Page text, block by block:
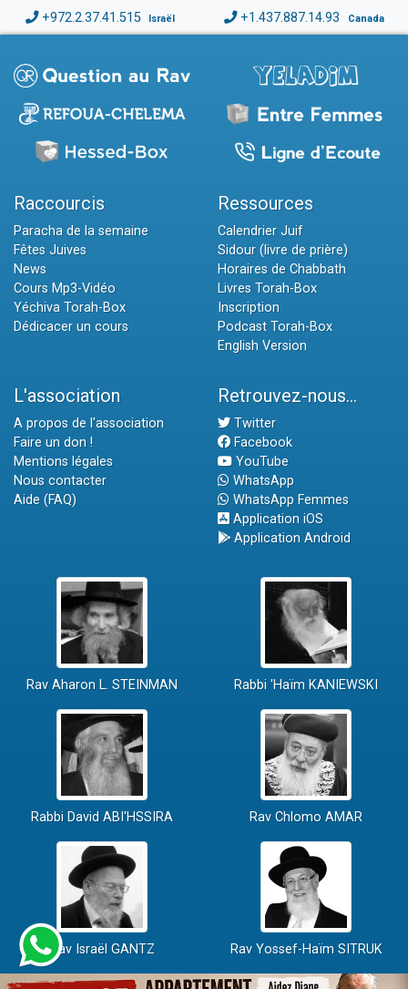
+972.2.37.41.515 Israël +1.437.887.14.93 Canada
Raccourcis
Paracha de la semaine
Fêtes Juives
News
Cours Mp3-Vidéo
Yéchiva Torah-Box
Dédicacer un cours
Ressources
Calendrier Juif
Sidour (livre de prière)
Horaires de Chabbath
Livres Torah-Box
Inscription
Podcast Torah-Box
English Version
L'association
A propos de l'association
Faire un don !
Mentions légales
Nous contacter
Aide (FAQ)
Retrouvez-nous...
Twitter
Facebook
YouTube
WhatsApp
WhatsApp Femmes
Application iOS
Application Android
Rav Aharon L. STEINMAN Rabbi 'Haïm KANIEWSKI
Rabbi David ABI'HSSIRA Rav Chlomo AMAR
Rav Israël GANTZ Rav Yossef-Haïm SITRUK